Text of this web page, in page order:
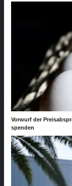
Vorwurf der
spenden